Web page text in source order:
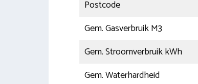
Postcode
Gem. Gasverbruik M3
Gem. Stroomverbruik kWh
Gem. Waterhardheid